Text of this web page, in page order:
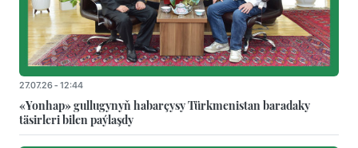
27.07.26 - 12:44
«Yonhap» gullugynyň habarçysy Türkmenistan baradaky
täsirleri bilen paýlaşdy